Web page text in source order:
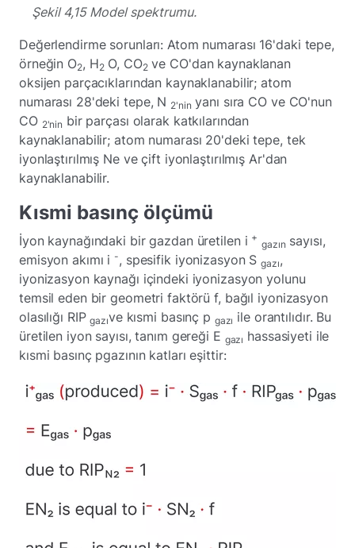
Şekil 4,15 Model spektrumu.
Değerlendirme sorunları: Atom numarası 16'daki tepe,
örneğin O2, H2O, CO2ve CO'dan kaynaklanan
oksijen parçacıklarından kaynaklanabilir; atom
numarası 28'deki tepe, N 2'nin yanı sıra CO ve CO'nun
CO 2'nin bir parçası olarak katkılarından
kaynaklanabilir; atom numarası 20'deki tepe, tek
iyonlaştırılmış Ne ve çift iyonlaştırılmış Ar'dan
kaynaklanabilir.
Kısmi basınç ölçümü
İyon kaynağındaki bir gazdan üretilen i +
gazın sayısı,
emisyon akımı i -, spesifik iyonizasyon Sgazı,
iyonizasyon kaynağı içindeki iyonizasyon yolunu
temsil eden bir geometri faktörü f, bağıl iyonizasyon
olasılığı RIPgazıve kısmi basınç p gazı ile orantılıdır. Bu
üretilen iyon sayısı, tanım gereği E gazı hassasiyeti ile
kısmi basınç pgazının katları eşittir: